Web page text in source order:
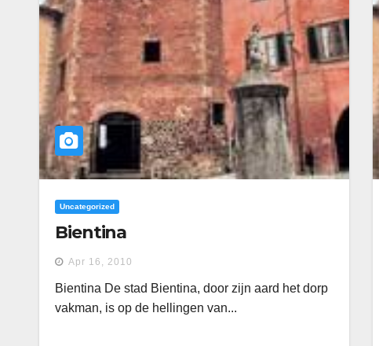
Uncategorized
Bientina
Apr 16, 2010
Bientina De stad Bientina, door zijn aard het dorp
vakman, is op de hellingen van...